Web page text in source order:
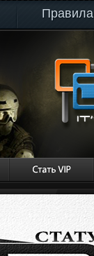
Правила